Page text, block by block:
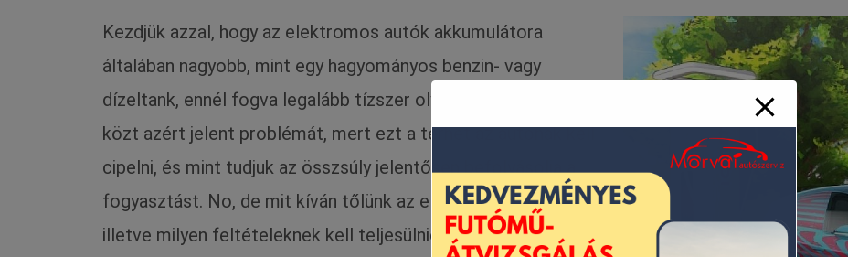
Kezdjük azzal, hogy az elektromos autók akkumulátora
általában nagyobb, mint egy hagyományos benzin- vagy
dízeltank, ennél fogva legalább tízszer olyan súlyos. Ez többek
közt azért jelent problémát, mert ezt a terhet az autónak kell
cipelni, és mint tudjuk az összsúly jelentősen befolyásolja a
fogyasztást. No, de mit kíván tőlünk az elektromos autónk,
illetve milyen feltételeknek kell teljesülnie, hogy kényelmesen